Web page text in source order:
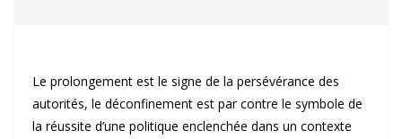
Le prolongement est le signe de la persévérance des
autorités, le déconfinement est par contre le symbole de
la réussite d’une politique enclenchée dans un contexte